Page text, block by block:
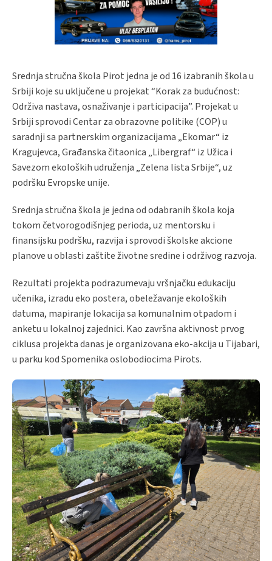
Srednja stručna škola Pirot jedna je od 16 izabranih škola u
Srbiji koje su uključene u projekat “Korak za budućnost:
Održiva nastava, osnaživanje i participacija”. Projekat u
Srbiji sprovodi Centar za obrazovne politike (COP) u
saradnji sa partnerskim organizacijama „Ekomar“ iz
Kragujevca, Građanska čitaonica „Libergraf“ iz Užica i
Savezom ekoloških udruženja „Zelena lista Srbije“, uz
podršku Evropske unije.
Srednja stručna škola je jedna od odabranih škola koja
tokom četvorogodišnjeg perioda, uz mentorsku i
finansijsku podršku, razvija i sprovodi školske akcione
planove u oblasti zaštite životne sredine i održivog razvoja.
Rezultati projekta podrazumevaju vršnjačku edukaciju
učenika, izradu eko postera, obeležavanje ekoloških
datuma, mapiranje lokacija sa komunalnim otpadom i
anketu u lokalnoj zajednici. Kao završna aktivnost prvog
ciklusa projekta danas je organizovana eko-akcija u Tijabari,
u parku kod Spomenika oslobodiocima Pirots.